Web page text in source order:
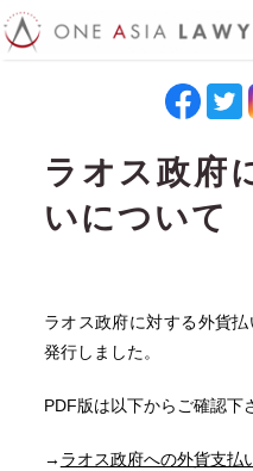
ラオス政府
いについて
ラオス政府に対する外貨
発行しました。
PDF版は以下からご確認下
→ ラオス政府への外貨支払